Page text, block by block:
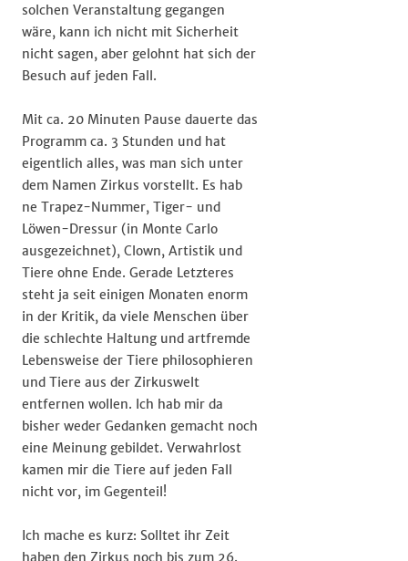
solchen Veranstaltung gegangen
wäre, kann ich nicht mit Sicherheit
nicht sagen, aber gelohnt hat sich der
Besuch auf jeden Fall.
Mit ca. 20 Minuten Pause dauerte das
Programm ca. 3 Stunden und hat
eigentlich alles, was man sich unter
dem Namen Zirkus vorstellt. Es hab
ne Trapez-Nummer, Tiger- und
Löwen-Dressur (in Monte Carlo
ausgezeichnet), Clown, Artistik und
Tiere ohne Ende. Gerade Letzteres
steht ja seit einigen Monaten enorm
in der Kritik, da viele Menschen über
die schlechte Haltung und artfremde
Lebensweise der Tiere philosophieren
und Tiere aus der Zirkuswelt
entfernen wollen. Ich hab mir da
bisher weder Gedanken gemacht noch
eine Meinung gebildet. Verwahrlost
kamen mir die Tiere auf jeden Fall
nicht vor, im Gegenteil!
Ich mache es kurz: Solltet ihr Zeit
haben den Zirkus noch bis zum 26.